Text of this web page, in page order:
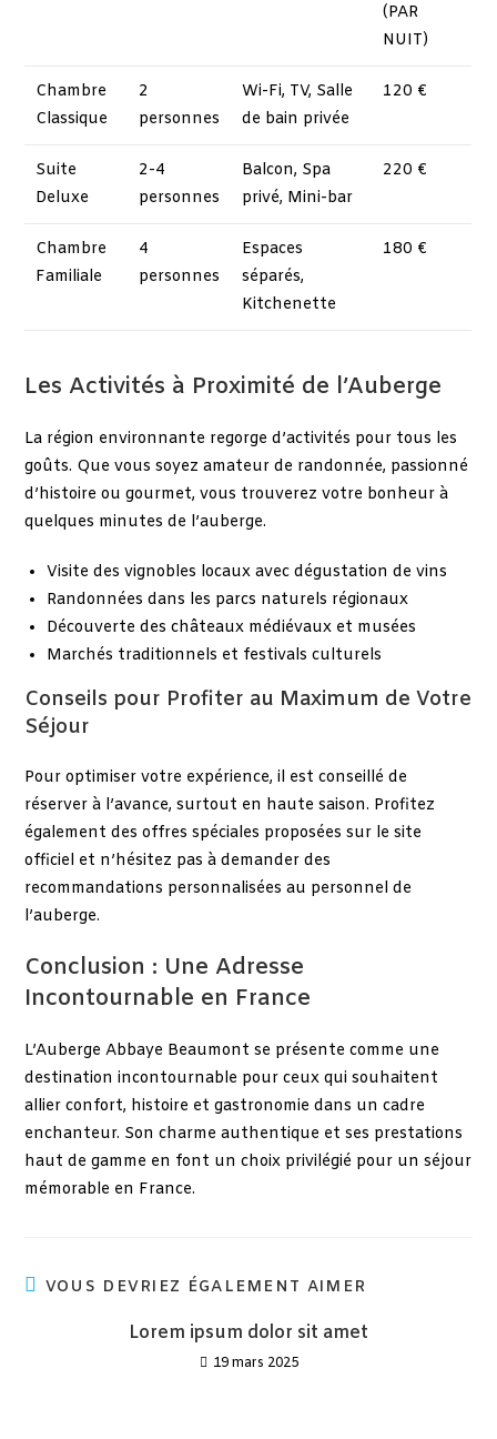
(PAR
NUIT)
Chambre
Classique
2
personnes
Wi-Fi, TV, Salle
de bain privée
120 €
Suite
Deluxe
2-4
personnes
Balcon, Spa
privé, Mini-bar
220 €
Chambre
Familiale
4
personnes
Espaces
séparés,
Kitchenette
180 €
Les Activités à Proximité de l’Auberge
La région environnante regorge d’activités pour tous les
goûts. Que vous soyez amateur de randonnée, passionné
d’histoire ou gourmet, vous trouverez votre bonheur à
quelques minutes de l’auberge.
Visite des vignobles locaux avec dégustation de vins
Randonnées dans les parcs naturels régionaux
Découverte des châteaux médiévaux et musées
Marchés traditionnels et festivals culturels
Conseils pour Profiter au Maximum de Votre
Séjour
Pour optimiser votre expérience, il est conseillé de
réserver à l’avance, surtout en haute saison. Profitez
également des offres spéciales proposées sur le site
officiel et n’hésitez pas à demander des
recommandations personnalisées au personnel de
l’auberge.
Conclusion : Une Adresse
Incontournable en France
L’Auberge Abbaye Beaumont se présente comme une
destination incontournable pour ceux qui souhaitent
allier confort, histoire et gastronomie dans un cadre
enchanteur. Son charme authentique et ses prestations
haut de gamme en font un choix privilégié pour un séjour
mémorable en France.
VOUS DEVRIEZ ÉGALEMENT AIMER
Lorem ipsum dolor sit amet
19 mars 2025